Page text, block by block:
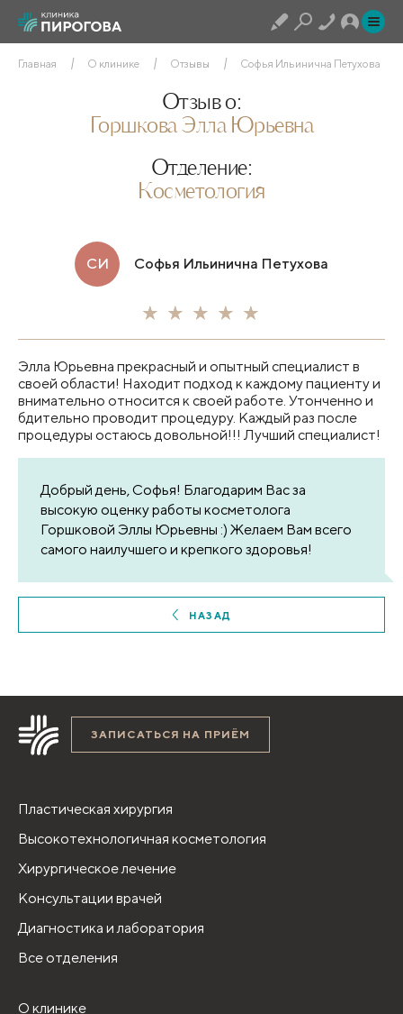
Главная О клинике Отзывы Софья Ильинична Петухова
Отзыв о:
Горшкова Элла Юрьевна
Отделение:
Косметология
СИ Софья Ильинична Петухова
Элла Юрьевна прекрасный и опытный специалист в
своей области! Находит подход к каждому пациенту и
внимательно относится к своей работе. Утонченно и
бдительно проводит процедуру. Каждый раз после
процедуры остаюсь довольной!!! Лучший специалист!
Добрый день, Софья! Благодарим Вас за
высокую оценку работы косметолога
Горшковой Эллы Юрьевны :) Желаем Вам всего
самого наилучшего и крепкого здоровья!
НАЗАД
ЗАПИСАТЬСЯ НА ПРИЁМ
Пластическая хирургия
Высокотехнологичная косметология
Хирургическое лечение
Консультации врачей
Диагностика и лаборатория
Все отделения
О клинике